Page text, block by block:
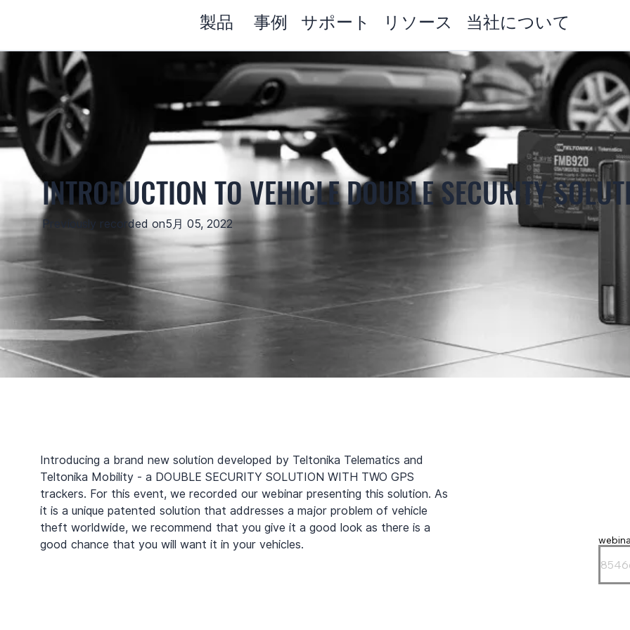
製品 事例 サポート リソース 当社について
INTRODUCTION TO VEHICLE DOUBLE SECURITY
Previously recorded on5月 05, 2022
Introducing a brand new solution developed by Teltonika Telematics and
Teltonika Mobility - a DOUBLE SECURITY SOLUTION WITH TWO GPS
trackers. For this event, we recorded our webinar presenting this solution. As
it is a unique patented solution that addresses a major problem of vehicle
theft worldwide, we recommend that you give it a good look as there is a
good chance that you will want it in your vehicles.